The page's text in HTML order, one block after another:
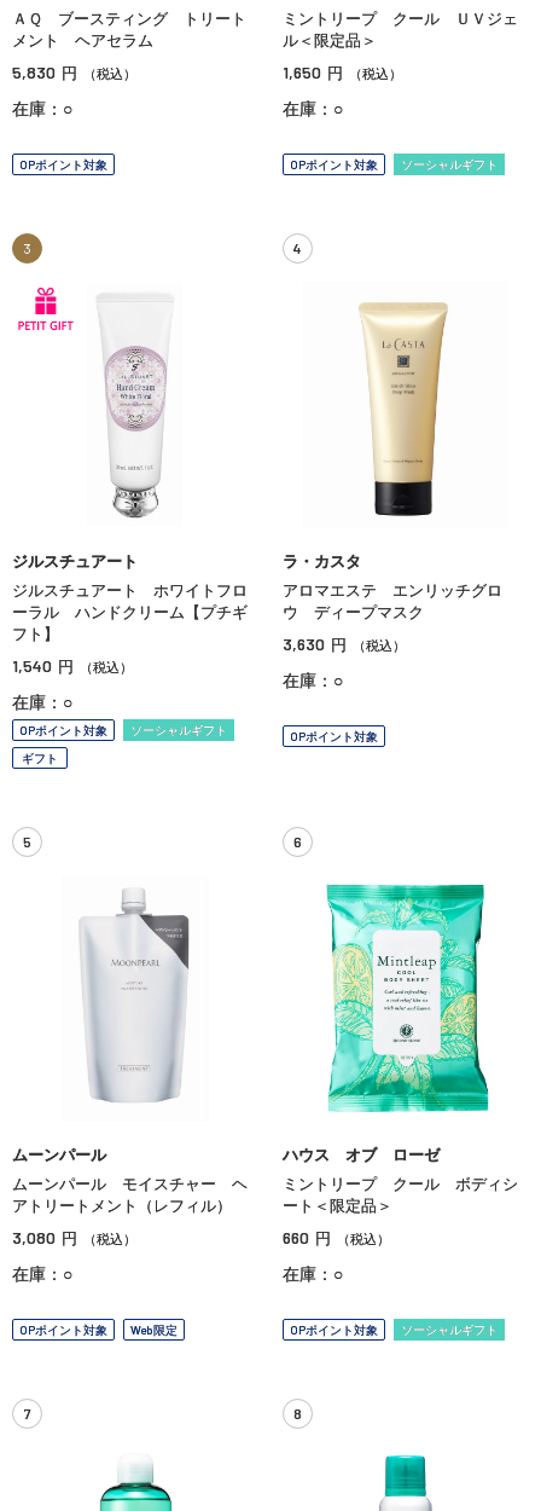
ＡＱ ブースティング トリート
メント ヘアセラム
5,830 円 （税込）
在庫：○
OPポイント対象
ミントリープ クール ＵＶジェ
ル＜限定品＞
1,650 円 （税込）
在庫：○
OPポイント対象 ソーシャルギフト
3
ジルスチュアート
ジルスチュアート ホワイトフロ
ーラル ハンドクリーム【プチギ
フト】
1,540 円 （税込）
在庫：○
OPポイント対象
ソーシャルギフト
ギフト
4
ラ・カスタ
アロマエステ エンリッチグロ
ウ ディープマスク
3,630 円 （税込）
在庫：○
OPポイント対象
5
ムーンパール
ムーンパール モイスチャー ヘ
アトリートメント（レフィル）
3,080 円 （税込）
在庫：○
OPポイント対象 Web限定
6
ハウス オブ ローゼ
ミントリープ クール ボディシ
ート＜限定品＞
660 円 （税込）
在庫：○
OPポイント対象 ソーシャルギフト
7 8